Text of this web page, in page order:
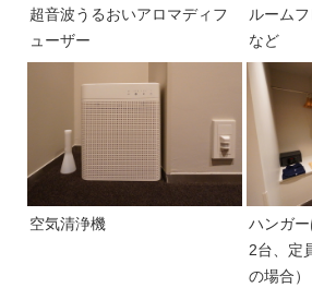
超音波うるおいアロマディフ
ューザー
ルーム
など
空気清浄機
ハンガ
2台、定
の場合）